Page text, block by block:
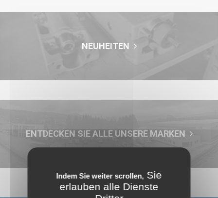
Indem Sie weiter scrollen, Sie
erlauben alle Dienste
NEUHEITEN
ENTDECKEN SIE ALLE UNSERE MARKEN